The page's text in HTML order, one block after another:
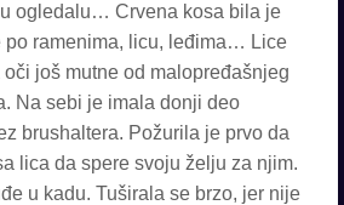
ogledalu… Crvena kosa bila je
po ramenima, licu, leđima… Lice
još mutne od malopređašnjeg
Na sebi je imala donji deo
brushaltera. Požurila je prvo da
lica da spere svoju želju za njim.
u kadu. Tuširala se brzo, jer nije